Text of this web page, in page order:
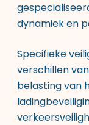
dynamiek en
Specifieke
verschillen
belasting van